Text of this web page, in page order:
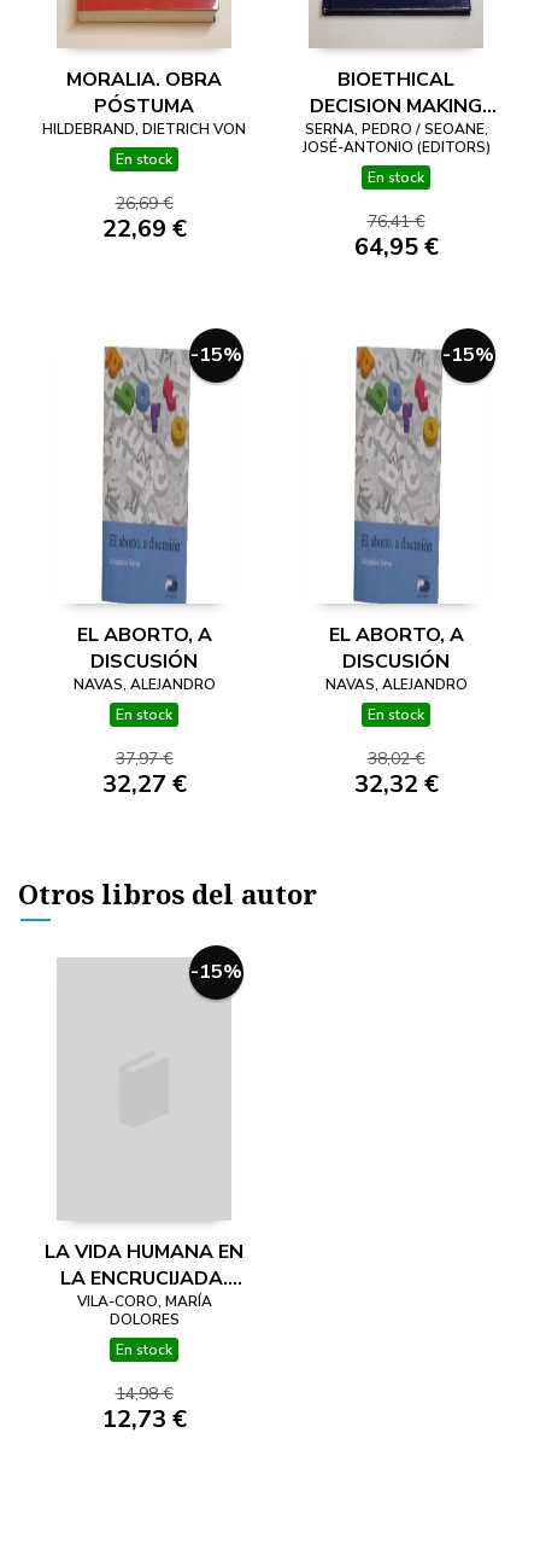
MORALIA. OBRA
PÓSTUMA
HILDEBRAND, DIETRICH VON
En stock
26,69 €
22,69 €
BIOETHICAL
DECISION MAKING
AND
ARGUMENTATION
SERNA, PEDRO / SEOANE,
JOSÉ-ANTONIO (EDITORS)
En stock
76,41 €
64,95 €
-15%
EL ABORTO, A
DISCUSIÓN
NAVAS, ALEJANDRO
En stock
37,97 €
32,27 €
-15%
EL ABORTO, A
DISCUSIÓN
NAVAS, ALEJANDRO
En stock
38,02 €
32,32 €
Otros libros del autor
-15%
LA VIDA HUMANA EN
LA ENCRUCIJADA.
PENSAR LA BIOÉTICA
VILA-CORO, MARÍA
DOLORES
En stock
14,98 €
12,73 €